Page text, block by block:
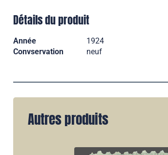
Détails du produit
Année 1924
Convservation
neuf
Autres produits